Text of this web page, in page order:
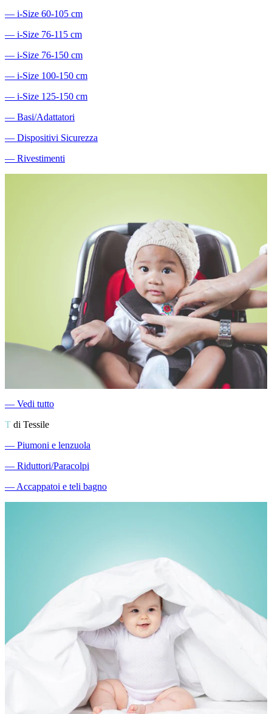
― i-Size 60-105 cm
― i-Size 76-115 cm
― i-Size 76-150 cm
― i-Size 100-150 cm
― i-Size 125-150 cm
― Basi/Adattatori
― Dispositivi Sicurezza
― Rivestimenti
― Vedi tutto
T di Tessile
― Piumoni e lenzuola
― Riduttori/Paracolpi
―Accappatoi e teli bagno